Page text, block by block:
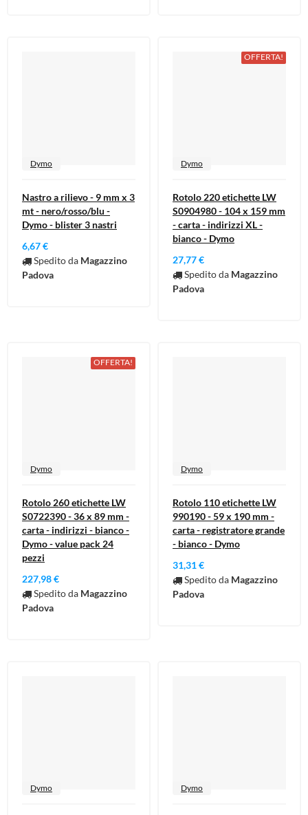
Dymo
Nastro a rilievo - 9 mm x 3
mt - nero/rosso/blu -
Dymo - blister 3 nastri
6,67 €
Spedito da Magazzino
Padova
OFFERTA!
Dymo
Rotolo 220 etichette LW
S0904980 - 104 x 159 mm
- carta - indirizzi XL -
bianco - Dymo
27,77 €
Spedito da Magazzino
Padova
OFFERTA!
Dymo
Rotolo 260 etichette LW
S0722390 - 36 x 89 mm -
carta - indirizzi - bianco -
Dymo - value pack 24
pezzi
227,98 €
Spedito da Magazzino
Padova
Dymo
Rotolo 110 etichette LW
990190 - 59 x 190 mm -
carta - registratore grande
- bianco - Dymo
31,31 €
Spedito da Magazzino
Padova
Dymo Dymo